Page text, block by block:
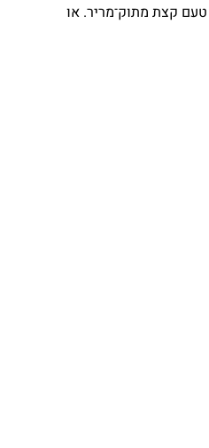
קצת מתוק־מריר. או